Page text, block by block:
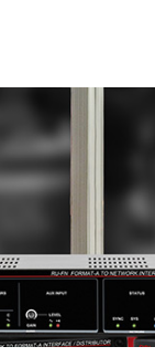
上的高度水準，確